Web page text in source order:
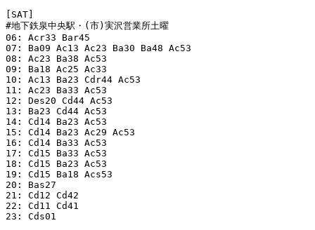
[SAT]
#地下鉄泉中央駅・(市)実沢営業所土曜
06: Acr33 Bar45
07: Ba09 Ac13 Ac23 Ba30 Ba48 Ac53
08: Ac23 Ba38 Ac53
09: Ba18 Ac25 Ac33
10: Ac13 Ba23 Cdr44 Ac53
11: Ac23 Ba33 Ac53
12: Des20 Cd44 Ac53
13: Ba23 Cd44 Ac53
14: Cd14 Ba23 Ac53
15: Cd14 Ba23 Ac29 Ac53
16: Cd14 Ba33 Ac53
17: Cd15 Ba33 Ac53
18: Cd15 Ba23 Ac53
19: Cd15 Ba18 Acs53
20: Bas27
21: Cd12 Cd42
22: Cd11 Cd41
23: Cds01